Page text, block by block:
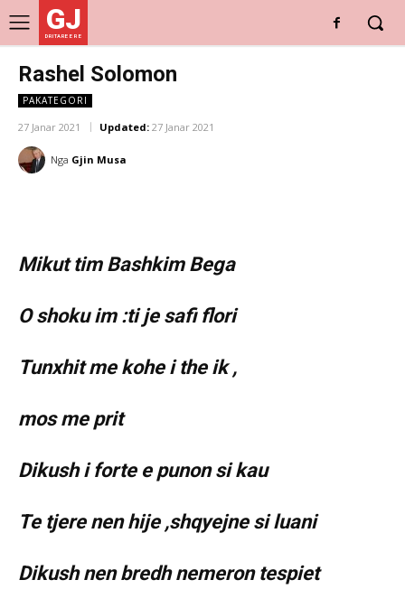
GJ
DRITARE E RE
Rashel Solomon
PAKATEGORI
27 Janar 2021 Updated: 27 Janar 2021
Nga Gjin Musa
Mikut tim Bashkim Bega
O shoku im :ti je safi flori
Tunxhit me kohe i the ik ,
mos me prit
Dikush i forte e punon si kau
Te tjere nen hije ,shqyejne si luani
Dikush nen bredh nemeron tespiet